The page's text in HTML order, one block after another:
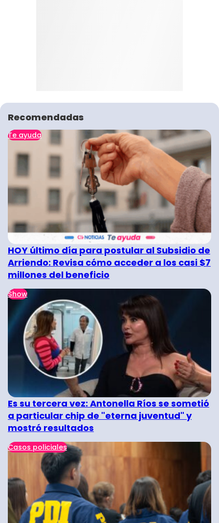
Recomendadas
Te ayuda
HOY último día para postular al Subsidio de
Arriendo: Revisa cómo acceder a los casi $7
millones del beneficio
Show
Es su tercera vez: Antonella Ríos se sometió
a particular chip de "eterna juventud" y
mostró resultados
Casos policiales